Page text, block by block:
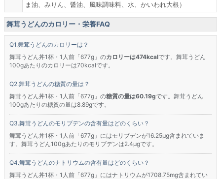
ま油、みりん、醤油、風味調味料、水、かいわれ大根）
舞茸うどんのカロリー・栄養FAQ
舞茸うどんのカロリーは？
舞茸うどん丼1杯・1人前「677g」のカロリーは474kcalです。舞茸うどん
100gあたりのカロリーは70kcalです。
舞茸うどんの糖質の量は？
舞茸うどん丼1杯・1人前「677g」の糖質の量は60.19gです。舞茸うどん
100gあたりの糖質の量は8.89gです。
舞茸うどんのモリブデンの含有量はどのくらい？
舞茸うどん丼1杯・1人前「677g」にはモリブデンが16.25μg含まれていま
す。舞茸うどん100gあたりのモリブデンは2.4μgです。
舞茸うどんのナトリウムの含有量はどのくらい？
舞茸うどん丼1杯・1人前「677g」にはナトリウムが1708.75mg含まれてい